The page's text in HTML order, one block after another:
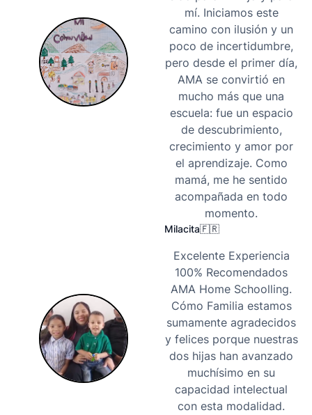
mí. Iniciamos este
camino con ilusión y un
poco de incertidumbre,
pero desde el primer día,
AMA se convirtió en
mucho más que una
escuela: fue un espacio
de descubrimiento,
crecimiento y amor por
el aprendizaje. Como
mamá, me he sentido
acompañada en todo
momento.
Milacita🇫🇷
Excelente Experiencia
100% Recomendados
AMA Home Schoolling.
Cómo Familia estamos
sumamente agradecidos
y felices porque nuestras
dos hijas han avanzado
muchísimo en su
capacidad intelectual
con esta modalidad.